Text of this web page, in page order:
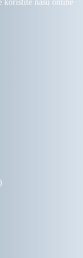
koristite našu online